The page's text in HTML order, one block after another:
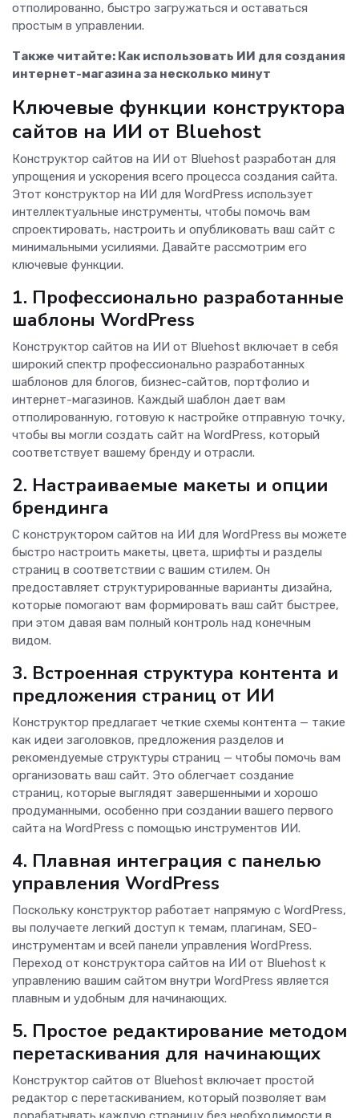
отполированно, быстро загружаться и оставаться
простым в управлении.
Также читайте: Как использовать ИИ для создания
интернет-магазина за несколько минут
Ключевые функции конструктора
сайтов на ИИ от Bluehost
Конструктор сайтов на ИИ от Bluehost разработан для
упрощения и ускорения всего процесса создания сайта.
Этот конструктор на ИИ для WordPress использует
интеллектуальные инструменты, чтобы помочь вам
спроектировать, настроить и опубликовать ваш сайт с
минимальными усилиями. Давайте рассмотрим его
ключевые функции.
1. Профессионально разработанные
шаблоны WordPress
Конструктор сайтов на ИИ от Bluehost включает в себя
широкий спектр профессионально разработанных
шаблонов для блогов, бизнес-сайтов, портфолио и
интернет-магазинов. Каждый шаблон дает вам
отполированную, готовую к настройке отправную точку,
чтобы вы могли создать сайт на WordPress, который
соответствует вашему бренду и отрасли.
2. Настраиваемые макеты и опции
брендинга
С конструктором сайтов на ИИ для WordPress вы можете
быстро настроить макеты, цвета, шрифты и разделы
страниц в соответствии с вашим стилем. Он
предоставляет структурированные варианты дизайна,
которые помогают вам формировать ваш сайт быстрее,
при этом давая вам полный контроль над конечным
видом.
3. Встроенная структура контента и
предложения страниц от ИИ
Конструктор предлагает четкие схемы контента — такие
как идеи заголовков, предложения разделов и
рекомендуемые структуры страниц — чтобы помочь вам
организовать ваш сайт. Это облегчает создание
страниц, которые выглядят завершенными и хорошо
продуманными, особенно при создании вашего первого
сайта на WordPress с помощью инструментов ИИ.
4. Плавная интеграция с панелью
управления WordPress
Поскольку конструктор работает напрямую с WordPress,
вы получаете легкий доступ к темам, плагинам, SEO-
инструментам и всей панели управления WordPress.
Переход от конструктора сайтов на ИИ от Bluehost к
управлению вашим сайтом внутри WordPress является
плавным и удобным для начинающих.
5. Простое редактирование методом
перетаскивания для начинающих
Конструктор сайтов от Bluehost включает простой
редактор с перетаскиванием, который позволяет вам